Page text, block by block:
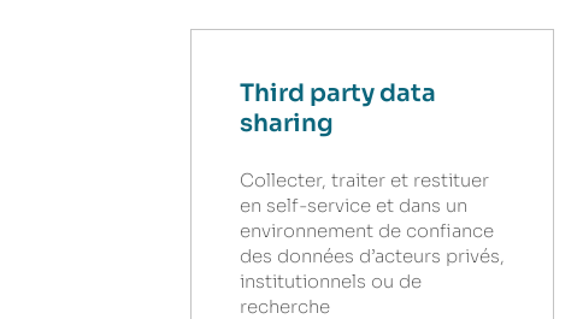
Third party data
sharing
Collecter, traiter et restituer
en self-service et dans un
environnement de confiance
des données d’acteurs privés,
institutionnels ou de
recherche